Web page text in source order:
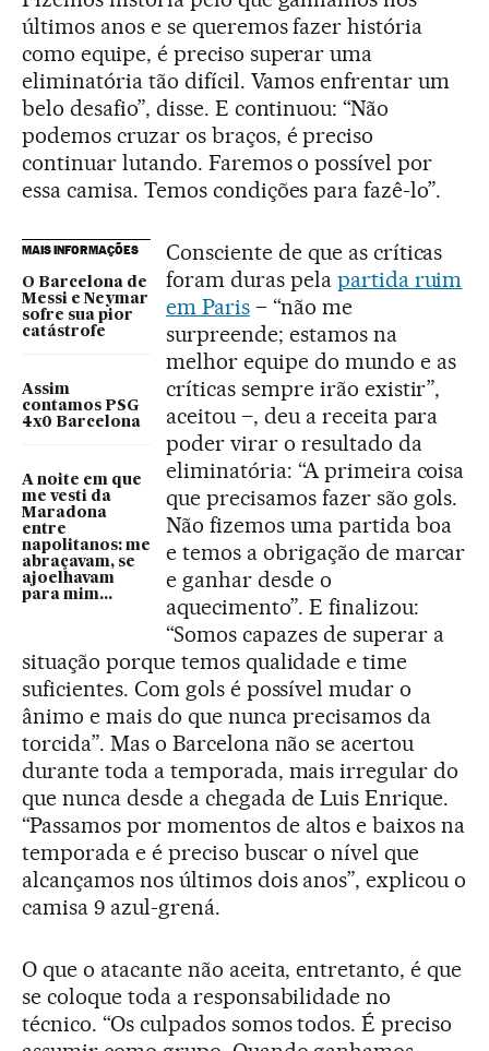
últimos anos e se queremos fazer história
como equipe, é preciso superar uma
eliminatória tão difícil. Vamos enfrentar um
belo desafio”, disse. E continuou: “Não
podemos cruzar os braços, é preciso
continuar lutando. Faremos o possível por
essa camisa. Temos condições para fazê-lo”.
MAIS INFORMAÇÕES
O Barcelona de
Messi e Neymar
sofre sua pior
catástrofe
Assim
contamos PSG
4x0 Barcelona
A noite em que
me vesti da
Maradona
entre
napolitanos: me
abraçavam, se
ajoelhavam
para mim...
Consciente de que as críticas
foram duras pela partida ruim
em Paris– “não me
surpreende; estamos na
melhor equipe do mundo e as
críticas sempre irão existir”,
aceitou –, deu a receita para
poder virar o resultado da
eliminatória: “A primeira coisa
que precisamos fazer são gols.
Não fizemos uma partida boa
e temos a obrigação de marcar
e ganhar desde o
aquecimento”. E finalizou:
“Somos capazes de superar a
situação porque temos qualidade e time
suficientes. Com gols é possível mudar o
ânimo e mais do que nunca precisamos da
torcida”. Mas o Barcelona não se acertou
durante toda a temporada, mais irregular do
que nunca desde a chegada de Luis Enrique.
“Passamos por momentos de altos e baixos na
temporada e é preciso buscar o nível que
alcançamos nos últimos dois anos”, explicou o
camisa 9 azul-grená.
O que o atacante não aceita, entretanto, é que
se coloque toda a responsabilidade no
técnico. “Os culpados somos todos. É preciso